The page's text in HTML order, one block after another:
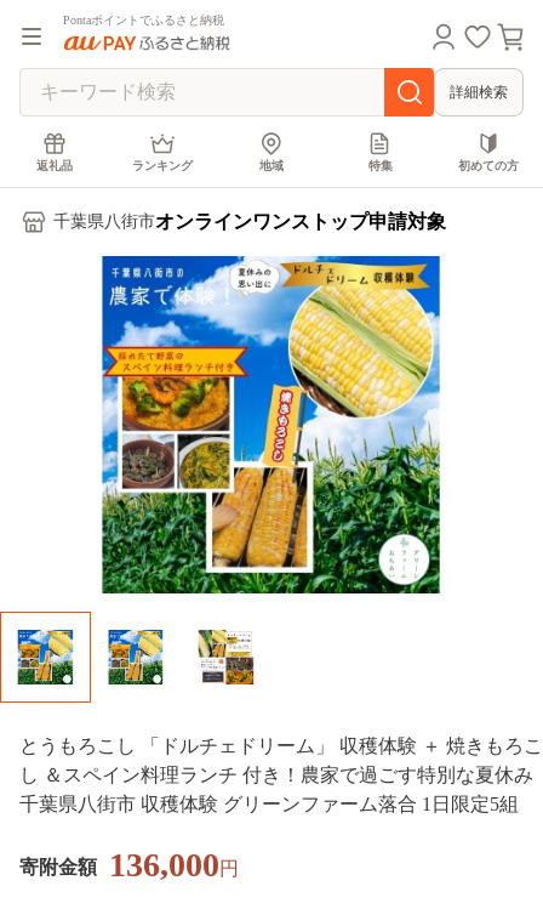
Pontaポイントでふるさと納税
詳細検索
返礼品 ランキング 地域 特集 初めての方
千葉県八街市オンラインワンストップ申請対象
とうもろこし 「ドルチェドリーム」 収穫体験 ＋ 焼きもろこ
し ＆スペイン料理ランチ 付き！農家で過ごす特別な夏休み
千葉県八街市 収穫体験 グリーンファーム落合 1日限定5組
寄附金額 136,000円